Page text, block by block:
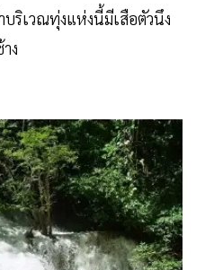
บริเวณทุ่งแห่งนี้มีเสือตัวนึง
ง